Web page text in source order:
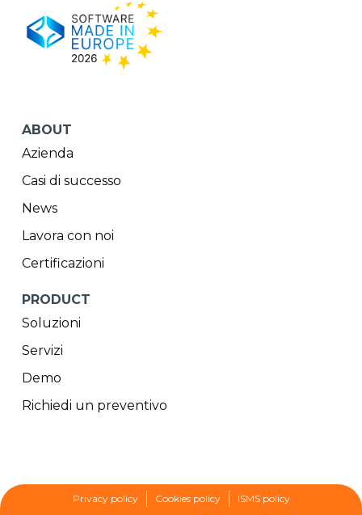
ABOUT
Azienda
Casi di successo
News
Lavora con noi
Certificazioni
PRODUCT
Soluzioni
Servizi
Demo
Richiedi un preventivo
Privacy policy Cookies policy ISMS policy